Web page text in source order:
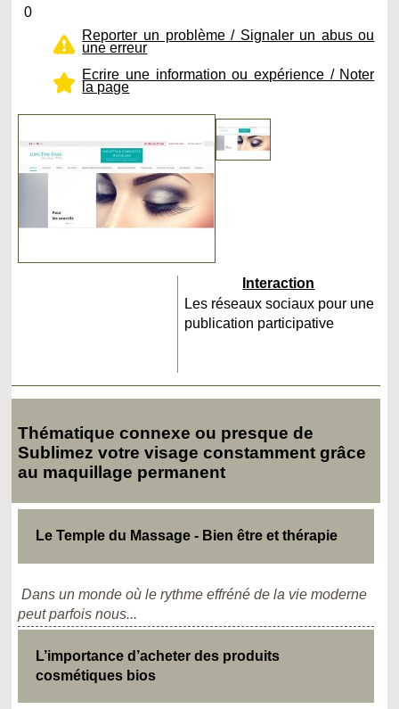
0
Reporter un problème / Signaler un abus ou
une erreur
Ecrire une information ou expérience / Noter
la page
Interaction
Les réseaux sociaux pour une
publication participative
Thématique connexe ou presque de
Sublimez votre visage constamment grâce
au maquillage permanent
Le Temple du Massage - Bien être et thérapie
Dans un monde où le rythme effréné de la vie moderne
peut parfois nous...
L’importance d’acheter des produits
cosmétiques bios